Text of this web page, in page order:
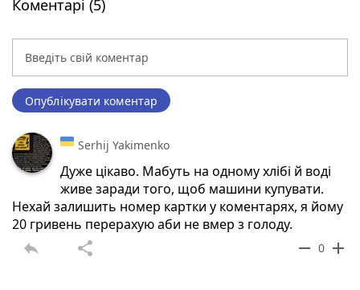
Коментарі (5)
Опублікувати коментар
Serhij Yakimenko
Дуже цікаво. Мабуть на одному хлібі й воді
живе заради того, щоб машини купувати.
Нехай залишить номер картки у коментарях, я йому
20 гривень перерахую аби не вмер з голоду.
reply share remove 0 add